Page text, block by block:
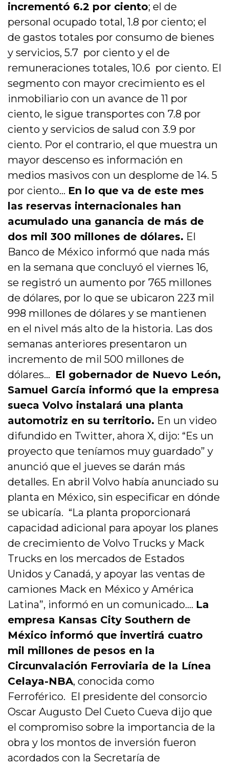
incrementó 6.2 por ciento; el de
personal ocupado total, 1.8 por ciento; el
de gastos totales por consumo de bienes
y servicios, 5.7 por ciento y el de
remuneraciones totales, 10.6 por ciento. El
segmento con mayor crecimiento es el
inmobiliario con un avance de 11 por
ciento, le sigue transportes con 7.8 por
ciento y servicios de salud con 3.9 por
ciento. Por el contrario, el que muestra un
mayor descenso es información en
medios masivos con un desplome de 14. 5
por ciento… En lo que va de este mes
las reservas internacionales han
acumulado una ganancia de más de
dos mil 300 millones de dólares. El
Banco de México informó que nada más
en la semana que concluyó el viernes 16,
se registró un aumento por 765 millones
de dólares, por lo que se ubicaron 223 mil
998 millones de dólares y se mantienen
en el nivel más alto de la historia. Las dos
semanas anteriores presentaron un
incremento de mil 500 millones de
dólares… El gobernador de Nuevo León,
Samuel García informó que la empresa
sueca Volvo instalará una planta
automotriz en su territorio. En un video
difundido en Twitter, ahora X, dijo: “Es un
proyecto que teníamos muy guardado” y
anunció que el jueves se darán más
detalles. En abril Volvo había anunciado su
planta en México, sin especificar en dónde
se ubicaría. “La planta proporcionará
capacidad adicional para apoyar los planes
de crecimiento de Volvo Trucks y Mack
Trucks en los mercados de Estados
Unidos y Canadá, y apoyar las ventas de
camiones Mack en México y América
Latina”, informó en un comunicado…. La
empresa Kansas City Southern de
México informó que invertirá cuatro
mil millones de pesos en la
Circunvalación Ferroviaria de la Línea
Celaya-NBA, conocida como
Ferroférico. El presidente del consorcio
Oscar Augusto Del Cueto Cueva dijo que
el compromiso sobre la importancia de la
obra y los montos de inversión fueron
acordados con la Secretaría de